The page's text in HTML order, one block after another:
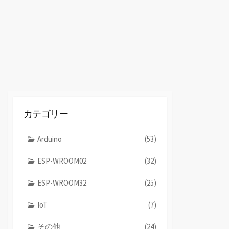
カテゴリー
Arduino (53)
ESP-WROOM02 (32)
ESP-WROOM32 (25)
IoT (7)
その他 (24)